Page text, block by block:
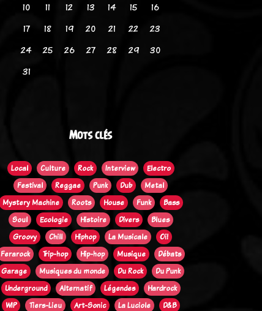
10
11 12 13 14 15
16
17
18 19 20 21 22
23
24
25 26 27 28 29
30
31
Mots clés
Local Culture Rock Interview
Electro
Festival
Reggae Punk Dub
Metal
Mystery Machine
Roots House Funk
Bass
Soul
Ecologie Histoire Divers
Blues
Groovy
Chill Hiphop La Musicale
Oi!
Ferarock
Trip-hop Hip-hop Musique
Débats
Garage
Musiques du monde Du Rock
Du Punk
Underground
Alternatif Légendes
Hardrock
WIP
Tiers-Lieu Art-Sonic La Luciole
D&B